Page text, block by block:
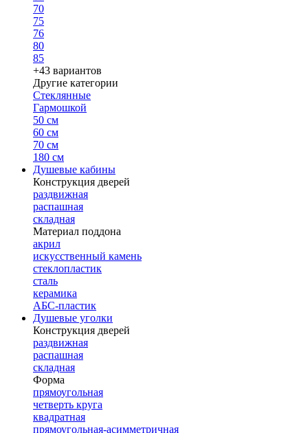
70
75
76
80
85
+43 вариантов
Другие категории
Стеклянные
Гармошкой
50 см
60 см
70 см
180 см
Душевые кабины
Конструкция дверей
раздвижная
распашная
складная
Материал поддона
акрил
искусственный камень
стеклопластик
сталь
керамика
АБС-пластик
Душевые уголки
Конструкция дверей
раздвижная
распашная
складная
Форма
прямоугольная
четверть круга
квадратная
прямоугольная-асимметричная